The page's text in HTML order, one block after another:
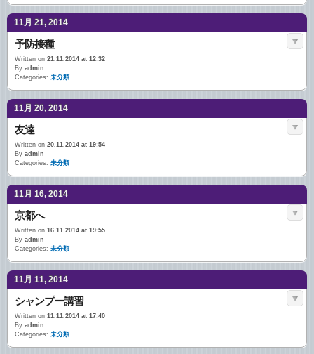
11月 21, 2014
予防接種
Written on 21.11.2014 at 12:32
By admin
Categories: 未分類
11月 20, 2014
友達
Written on 20.11.2014 at 19:54
By admin
Categories: 未分類
11月 16, 2014
京都へ
Written on 16.11.2014 at 19:55
By admin
Categories: 未分類
11月 11, 2014
シャンプー講習
Written on 11.11.2014 at 17:40
By admin
Categories: 未分類